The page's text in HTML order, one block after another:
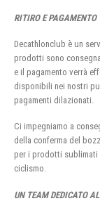
RITIRO E
Decathlonclub è un
prodotti sono
e il pagamento verrà
disponibili nei nostri
pagamenti dilazionati.
Ci impegniamo a
della conferma del
per i prodotti sublimati
ciclismo.
UN TEAM DEDICATO